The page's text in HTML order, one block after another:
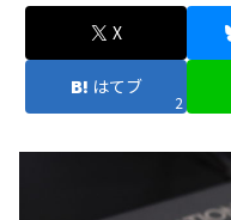
X
はてブ
2